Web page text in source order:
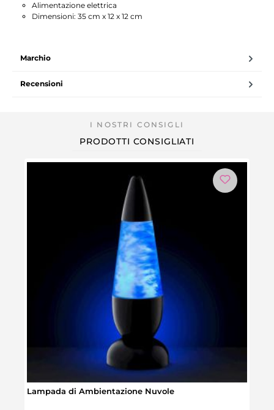
Alimentazione elettrica
Dimensioni: 35 cm x 12 x 12 cm
Marchio
Recensioni
PRODOTTI CONSIGLIATI
Lampada di Ambientazione Nuvole